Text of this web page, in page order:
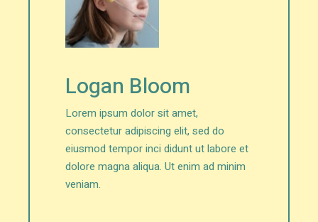
Logan Bloom
Lorem ipsum dolor sit amet,
consectetur adipiscing elit, sed do
eiusmod tempor inci didunt ut labore et
dolore magna aliqua. Ut enim ad minim
veniam.